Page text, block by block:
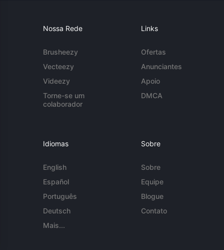
Nossa Rede
Brusheezy
Vecteezy
Videezy
Torne-se um
colaborador
Links
Ofertas
Anunciantes
Apoio
DMCA
Idiomas
English
Español
Português
Deutsch
Mais...
Sobre
Sobre
Equipe
Blogue
Contato